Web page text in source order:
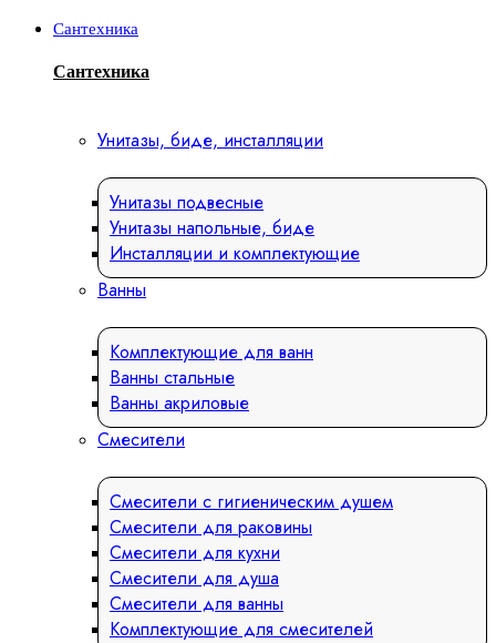
Сантехника
Сантехника
Унитазы, биде, инсталляции
Унитазы подвесные
Унитазы напольные, биде
Инсталляции и комплектующие
Ванны
Комплектующие для ванн
Ванны стальные
Ванны акриловые
Смесители
Смесители с гигиеническим душем
Смесители для раковины
Смесители для кухни
Смесители для душа
Смесители для ванны
Комплектующие для смесителей